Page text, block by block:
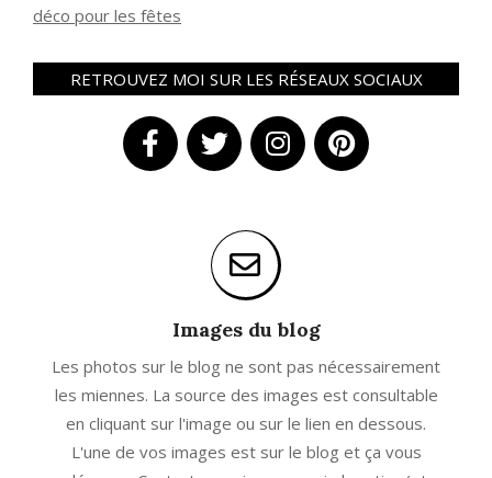
déco pour les fêtes
RETROUVEZ MOI SUR LES RÉSEAUX SOCIAUX
Images du blog
Les photos sur le blog ne sont pas nécessairement
les miennes. La source des images est consultable
en cliquant sur l'image ou sur le lien en dessous.
L'une de vos images est sur le blog et ça vous